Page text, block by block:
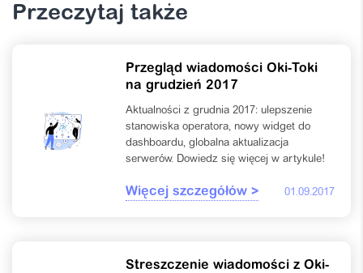
Przeczytaj także
Przegląd wiadomości Oki-Toki
na grudzień 2017
Aktualności z grudnia 2017: ulepszenie
stanowiska operatora, nowy widget do
dashboardu, globalna aktualizacja
serwerów. Dowiedz się więcej w artykule!
Więcej szczegółów > 01.09.2017
Streszczenie wiadomości z Oki-